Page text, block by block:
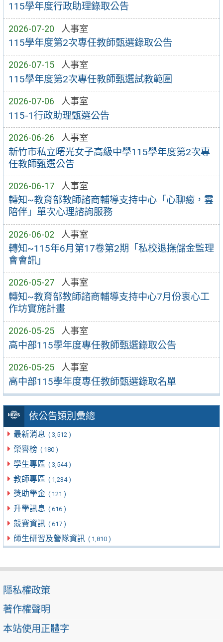
115學年度行政助理錄取公告
2026-07-20 人事室
115學年度第2次專任教師甄選錄取公告
2026-07-15 人事室
115學年度第2次專任教師甄選試教範圍
2026-07-06 人事室
115-1行政助理甄選公告
2026-06-26 人事室
新竹市私立曙光女子高級中學115學年度第2次專
任教師甄選公告
2026-06-17 人事室
轉知~教育部教師諮商輔導支持中心「心聊癒，雲
陪伴」單次心理諮詢服務
2026-06-02 人事室
轉知~115年6月第17卷第2期「私校退撫儲金監理
會會訊」
2026-05-27 人事室
轉知~教育部教師諮商輔導支持中心7月份衷心工
作坊實施計畫
2026-05-25 人事室
高中部115學年度專任教師甄選錄取公告
2026-05-25 人事室
高中部115學年度專任教師甄選錄取名單
依公告類別彙總
最新消息 ( 3,512 )
榮譽榜 ( 180 )
學生專區 ( 3,544 )
教師專區 ( 1,234 )
獎助學金 ( 121 )
升學訊息 ( 616 )
競賽資訊 ( 617 )
師生研習及營隊資訊 ( 1,810 )
隱私權政策
著作權聲明
本站使用正體字